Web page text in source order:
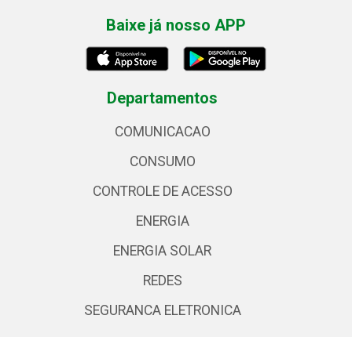
Baixe já nosso APP
Departamentos
COMUNICACAO
CONSUMO
CONTROLE DE ACESSO
ENERGIA
ENERGIA SOLAR
REDES
SEGURANCA ELETRONICA